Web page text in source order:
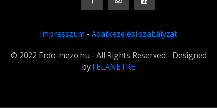
Impresszum - Adatkezelési szabályzat
© 2022 Erdo-mezo.hu - All Rights Reserved - Designed
by FELANETRE